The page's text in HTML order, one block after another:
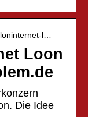
l…
Loon
Die Idee